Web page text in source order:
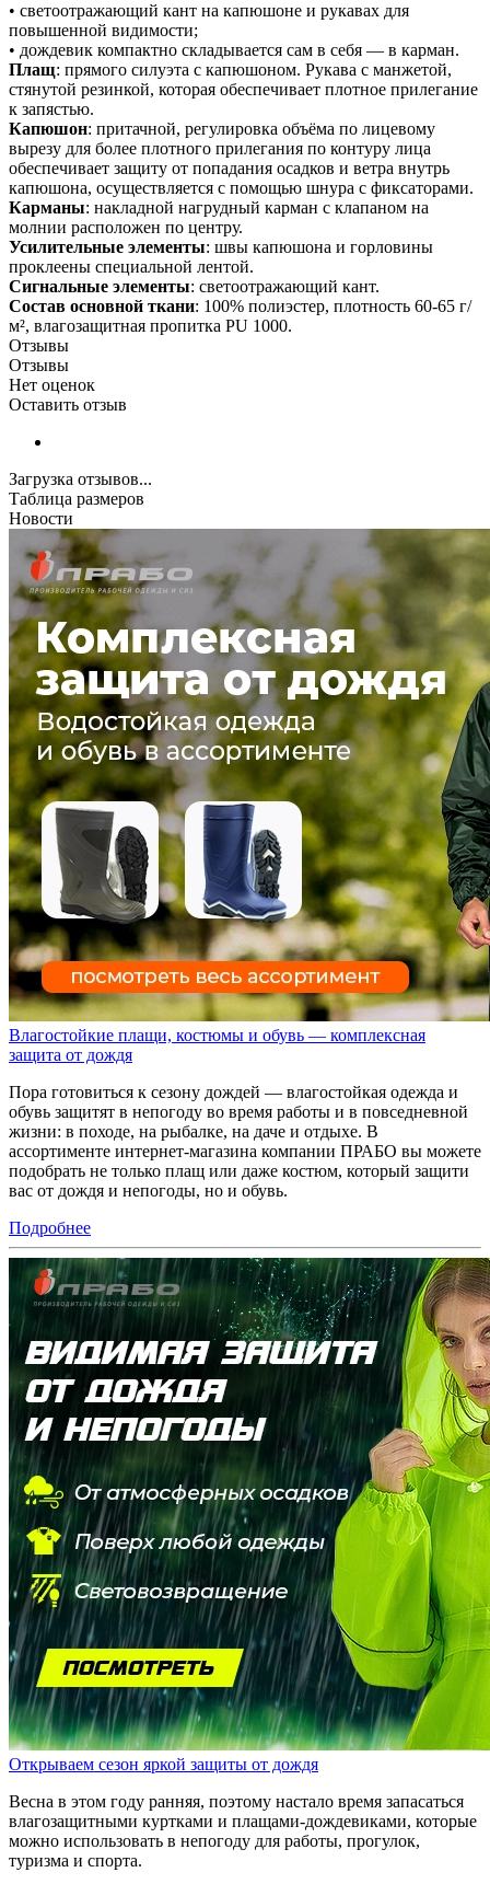
• светоотражающий кант на капюшоне и рукавах для
повышенной видимости;
• дождевик компактно складывается сам в себя — в карман.
Плащ: прямого силуэта с капюшоном. Рукава с манжетой,
стянутой резинкой, которая обеспечивает плотное прилегание
к запястью.
Капюшон: притачной, регулировка объёма по лицевому
вырезу для более плотного прилегания по контуру лица
обеспечивает защиту от попадания осадков и ветра внутрь
капюшона, осуществляется с помощью шнура с фиксаторами.
Карманы: накладной нагрудный карман с клапаном на
молнии расположен по центру.
Усилительные элементы: швы капюшона и горловины
проклеены специальной лентой.
Сигнальные элементы: светоотражающий кант.
Состав основной ткани: 100% полиэстер, плотность 60-65 г/
м², влагозащитная пропитка PU 1000.
Отзывы
Отзывы
Нет оценок
Оставить отзыв
Загрузка отзывов...
Таблица размеров
Новости
Влагостойкие плащи, костюмы и обувь — комплексная
защита от дождя
Пора готовиться к сезону дождей — влагостойкая одежда и
обувь защитят в непогоду во время работы и в повседневной
жизни: в походе, на рыбалке, на даче и отдыхе. В
ассортименте интернет-магазина компании ПРАБО вы можете
подобрать не только плащ или даже костюм, который защити
вас от дождя и непогоды, но и обувь.
Подробнее
Открываем сезон яркой защиты от дождя
Весна в этом году ранняя, поэтому настало время запасаться
влагозащитными куртками и плащами-дождевиками, которые
можно использовать в непогоду для работы, прогулок,
туризма и спорта.